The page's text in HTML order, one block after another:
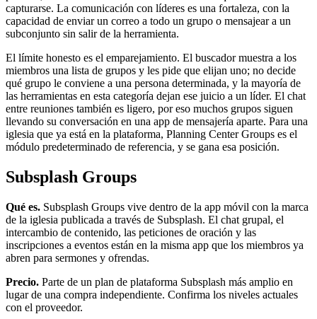
capturarse. La comunicación con líderes es una fortaleza, con la
capacidad de enviar un correo a todo un grupo o mensajear a un
subconjunto sin salir de la herramienta.
El límite honesto es el emparejamiento. El buscador muestra a los
miembros una lista de grupos y les pide que elijan uno; no decide
qué grupo le conviene a una persona determinada, y la mayoría de
las herramientas en esta categoría dejan ese juicio a un líder. El chat
entre reuniones también es ligero, por eso muchos grupos siguen
llevando su conversación en una app de mensajería aparte. Para una
iglesia que ya está en la plataforma, Planning Center Groups es el
módulo predeterminado de referencia, y se gana esa posición.
Subsplash Groups
Qué es. Subsplash Groups vive dentro de la app móvil con la marca
de la iglesia publicada a través de Subsplash. El chat grupal, el
intercambio de contenido, las peticiones de oración y las
inscripciones a eventos están en la misma app que los miembros ya
abren para sermones y ofrendas.
Precio. Parte de un plan de plataforma Subsplash más amplio en
lugar de una compra independiente. Confirma los niveles actuales
con el proveedor.